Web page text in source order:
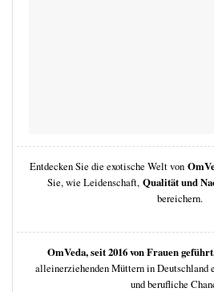
Entdecken Sie die exotische Welt von
Sie, wie Leidenschaft, Qualität und
bereichern.
OmVeda, seit 2016 von Frauen geführt
alleinerziehenden Müttern in Deutschland
und berufliche